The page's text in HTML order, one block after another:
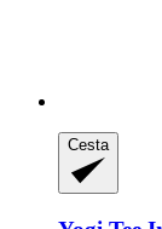
Cesta